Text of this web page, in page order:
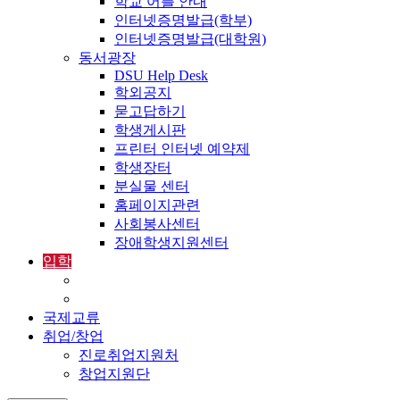
인터넷증명발급(학부)
인터넷증명발급(대학원)
동서광장
DSU Help Desk
학외공지
묻고답하기
학생게시판
프린터 인터넷 예약제
학생장터
분실물 센터
홈페이지관련
사회봉사센터
장애학생지원센터
입학
국제교류
취업/창업
진로취업지원처
창업지원단